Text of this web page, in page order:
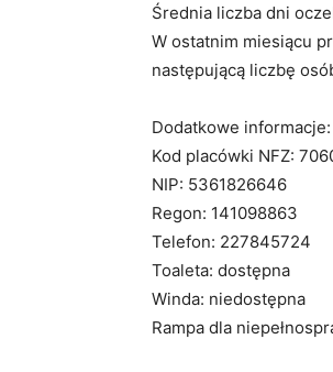
Średnia liczba dni
W ostatnim miesiącu
następującą liczbę
Dodatkowe informacje:
Kod placówki NFZ:
NIP: 5361826646
Regon: 141098863
Telefon: 227845724
Toaleta: dostępna
Winda: niedostępna
Rampa dla